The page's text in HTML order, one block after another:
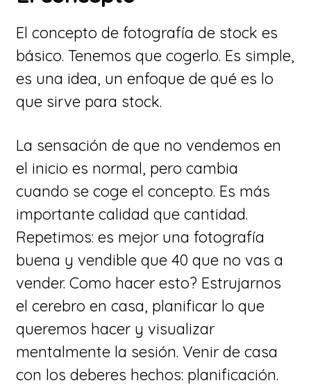
El concepto de fotografía de stock es
básico. Tenemos que cogerlo. Es simple,
es una idea, un enfoque de qué es lo
que sirve para stock.
La sensación de que no vendemos en
el inicio es normal, pero cambia
cuando se coge el concepto. Es más
importante calidad que cantidad.
Repetimos: es mejor una fotografía
buena y vendible que 40 que no vas a
vender. Como hacer esto? Estrujarnos
el cerebro en casa, planificar lo que
queremos hacer y visualizar
mentalmente la sesión. Venir de casa
con los deberes hechos: planificación.